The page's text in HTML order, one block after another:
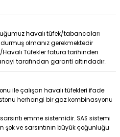
havalı tüfek/tabancaları
olmanız gerekmektedir
Havalı Tüfekler fatura tarihinden
tarafından garanti altındadır.
ile çalışan havalı tüfekleri ifade
herhangi bir gaz kombinasyonu
emme sistemidir. SAS sistemi
ve sarsıntının büyük çoğunluğu